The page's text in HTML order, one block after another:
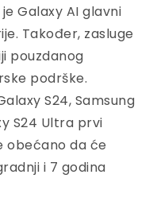
Galaxy AI glavni
Također, zasluge
pouzdanog
podrške.
S24, Samsung
S24 Ultra prvi
obećano da će
i 7 godina